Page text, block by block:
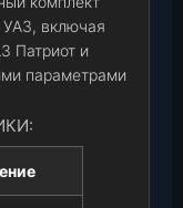
включая
Патриот и
параметрами